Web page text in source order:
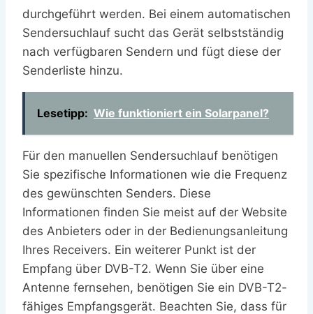
durchgeführt werden. Bei einem automatischen
Sendersuchlauf sucht das Gerät selbstständig
nach verfügbaren Sendern und fügt diese der
Senderliste hinzu.
Lesetipp: Wie funktioniert ein Solarpanel?
Für den manuellen Sendersuchlauf benötigen
Sie spezifische Informationen wie die Frequenz
des gewünschten Senders. Diese
Informationen finden Sie meist auf der Website
des Anbieters oder in der Bedienungsanleitung
Ihres Receivers. Ein weiterer Punkt ist der
Empfang über DVB-T2. Wenn Sie über eine
Antenne fernsehen, benötigen Sie ein DVB-T2-
fähiges Empfangsgerät. Beachten Sie, dass für